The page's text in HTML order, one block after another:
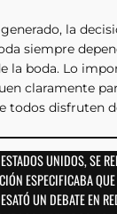
la
siempre
la boda. Lo
claramente
todos disfruten
UNIDOS, SE
ESPECIFICABA
UN DEBATE EN